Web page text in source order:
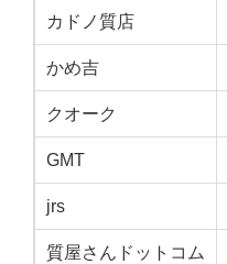
カドノ質店
かめ吉
クオーク
GMT
jrs
質屋さんドットコム